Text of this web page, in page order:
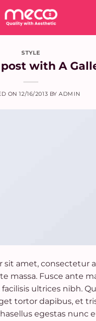
STYLE
with A
ON12/16/2013 BYADMIN
sit amet, consectetur
massa. Fusce ante
ultrices nibh.
tortor dapibus, et
egestas nunc